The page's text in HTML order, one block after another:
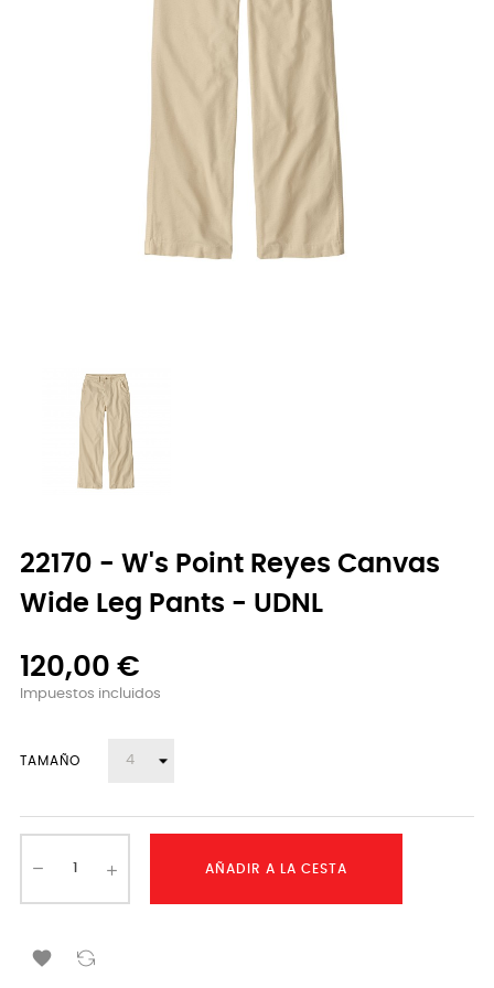
22170 - W's Point Reyes Canvas
Wide Leg Pants - UDNL
120,00 €
Impuestos incluidos
TAMAÑO
AÑADIR A LA CESTA
